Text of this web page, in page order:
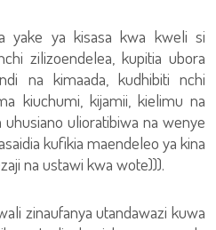
yake ya kisasa kwa kweli si
zilizoendelea, kupitia ubora
na kimaada, kudhibiti nchi
kiuchumi, kijamii, kielimu na
ulioratibiwa na wenye
kufikia maendeleo ya kina
na ustawi kwa wote))).
zinaufanya utandawazi kuwa